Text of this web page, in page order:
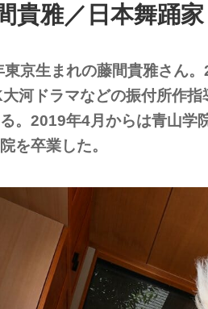
貴雅／日本舞踊家
東京生まれの藤間貴雅さん
河ドラマなどの振付所作
。2019年4月からは青山学
を卒業した。